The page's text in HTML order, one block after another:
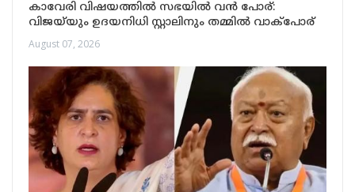
കാവേരി വിഷയത്തിൽ സഭയിൽ വൻ പോര്:
വിജയ്‌യും ഉദയനിധി സ്റ്റാലിനും തമ്മിൽ വാക്പോര്
August 07, 2026